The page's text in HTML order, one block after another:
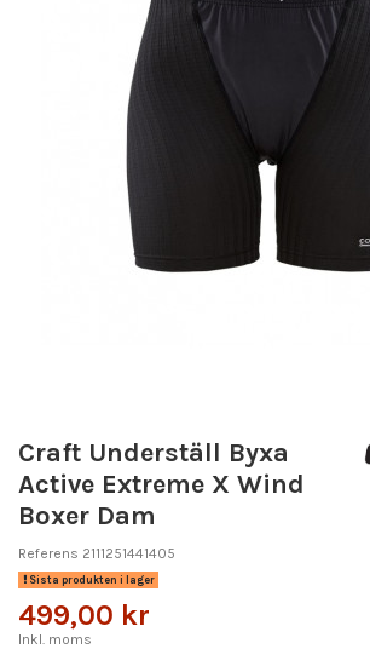
Craft Underställ Byxa
Active Extreme X Wind
Boxer Dam
Referens 2111251441405
Sista produkten i lager
499,00 kr
Inkl. moms